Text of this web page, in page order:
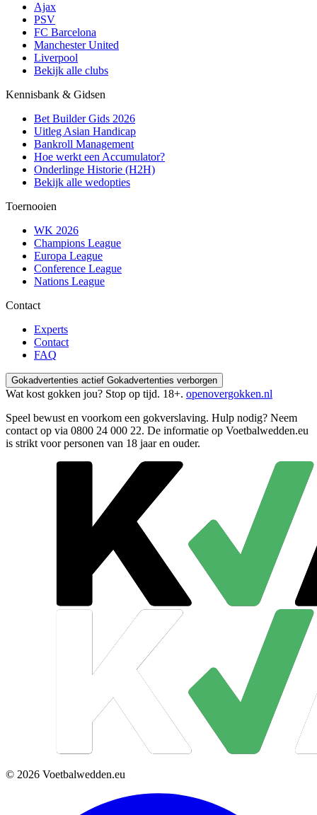
Ajax
PSV
FC Barcelona
Manchester United
Liverpool
Bekijk alle clubs
Kennisbank & Gidsen
Bet Builder Gids 2026
Uitleg Asian Handicap
Bankroll Management
Hoe werkt een Accumulator?
Onderlinge Historie (H2H)
Bekijk alle wedopties
Toernooien
WK 2026
Champions League
Europa League
Conference League
Nations League
Contact
Experts
Contact
FAQ
Gokadvertenties actief Gokadvertenties verborgen
Wat kost gokken jou? Stop op tijd. 18+. openovergokken.nl
Speel bewust en voorkom een gokverslaving. Hulp nodig? Neem
contact op via 0800 24 000 22. De informatie op Voetbalwedden.eu
is strikt voor personen van 18 jaar en ouder.
© 2026 Voetbalwedden.eu